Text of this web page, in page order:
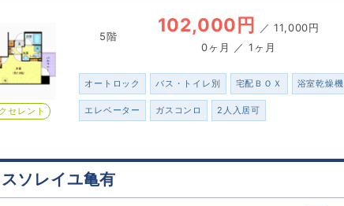
セレント
5階 102,000円 ／11,000円
0ヶ月 ／ 1ヶ月
オートロック バス・トイレ別 宅配ＢＯＸ 浴室乾燥機
エレベーター ガスコンロ 2人入居可
ソレイユ亀有